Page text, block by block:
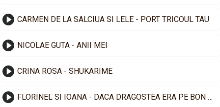
CARMEN DE LA SALCIUA SI LELE - PORT TRICOUL TAU
NICOLAE GUTA - ANII MEI
CRINA ROSA - SHUKARIME
FLORINEL SI IOANA - DACA DRAGOSTEA ERA PE BON FISCAL